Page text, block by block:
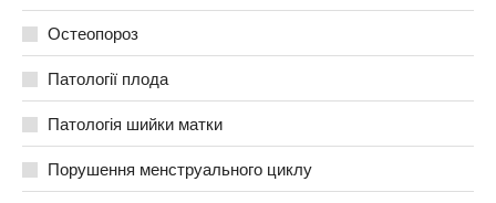
Остеопороз
Патології плода
Патологія шийки матки
Порушення менструального циклу